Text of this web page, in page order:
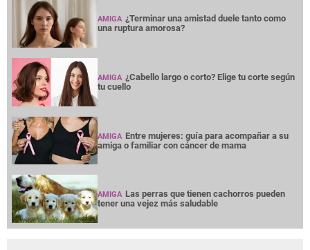
AMIGA ¿Terminar una amistad duele tanto como
una ruptura amorosa?
AMIGA ¿Cabello largo o corto? Elige tu corte según
tu cuello
AMIGA Entre mujeres: guía para acompañar a su
amiga o familiar con cáncer de mama
AMIGA Las perras que tienen cachorros pueden
tener una vejez más saludable